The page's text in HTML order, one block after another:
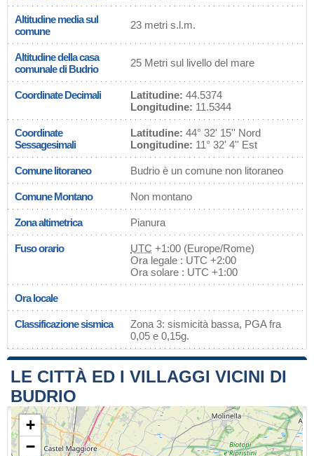
Altitudine media sul
comune
23 metri s.l.m.
Altitudine della casa
comunale di Budrio
25 Metri sul livello del mare
Coordinate Decimali Latitudine: 44.5374
Longitudine: 11.5344
Coordinate
Sessagesimali
Latitudine: 44° 32' 15'' Nord
Longitudine: 11° 32' 4'' Est
Comune litoraneo Budrio è un comune non litoraneo
Comune Montano Non montano
Zona altimetrica Pianura
Fuso orario UTC +1:00 (Europe/Rome)
Ora legale : UTC +2:00
Ora solare : UTC +1:00
Ora locale
Classificazione sismica
Zona 3: sismicità bassa, PGA fra
0,05 e 0,15g.
LE CITTÀ ED I VILLAGGI VICINI DI
BUDRIO
+
−